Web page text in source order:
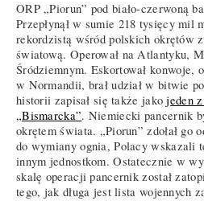
ORP „Piorun” pod biało-czerwoną
Przepłynął w sumie 218 tysięcy mil
rekordzistą wśród polskich okrętów
światową. Operował na Atlantyku,
Śródziemnym. Eskortował konwoje,
w Normandii, brał udział w bitwie
historii zapisał się także jakojeden
„Bismarcka”. Niemiecki pancernik
okrętem świata. „Piorun” zdołał go
do wymiany ognia, Polacy wskazali
innym jednostkom. Ostatecznie w
skalę operacji pancernik został
tego, jak długa jest lista wojennych